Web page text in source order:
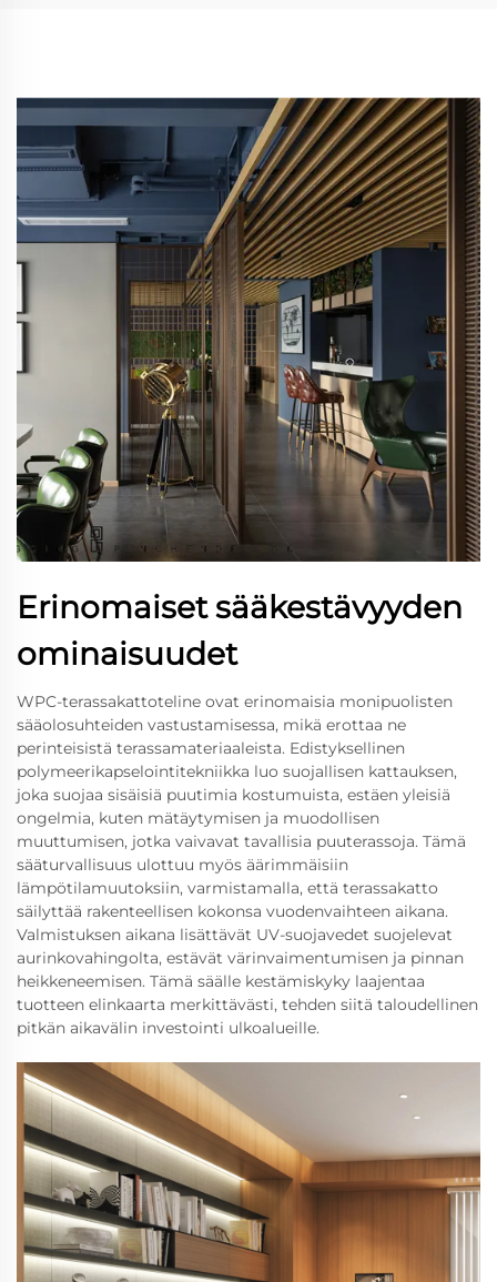
Erinomaiset sääkestävyyden
ominaisuudet
WPC-terassakattoteline ovat erinomaisia monipuolisten
sääolosuhteiden vastustamisessa, mikä erottaa ne
perinteisistä terassamateriaaleista. Edistyksellinen
polymeerikapselointitekniikka luo suojallisen kattauksen,
joka suojaa sisäisiä puutimia kostumuista, estäen yleisiä
ongelmia, kuten mätäytymisen ja muodollisen
muuttumisen, jotka vaivavat tavallisia puuterassoja. Tämä
sääturvallisuus ulottuu myös äärimmäisiin
lämpötilamuutoksiin, varmistamalla, että terassakatto
säilyttää rakenteellisen kokonsa vuodenvaihteen aikana.
Valmistuksen aikana lisättävät UV-suojavedet suojelevat
aurinkovahingolta, estävät värinvaimentumisen ja pinnan
heikkeneemisen. Tämä säälle kestämiskyky laajentaa
tuotteen elinkaarta merkittävästi, tehden siitä taloudellinen
pitkän aikavälin investointi ulkoalueille.